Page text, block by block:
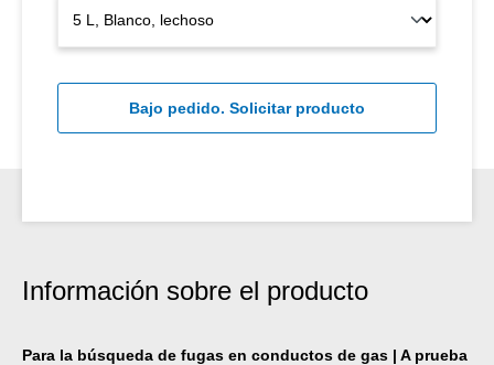
Bajo pedido. Solicitar producto
Información sobre el producto
Para la búsqueda de fugas en conductos de gas | A prueba